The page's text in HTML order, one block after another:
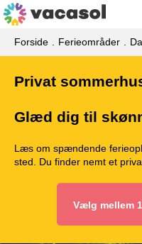
Forside Ferieområder
Privat
Glæd dig til
Læs om spændende
sted. Du finder nemt et
Vælg mellem